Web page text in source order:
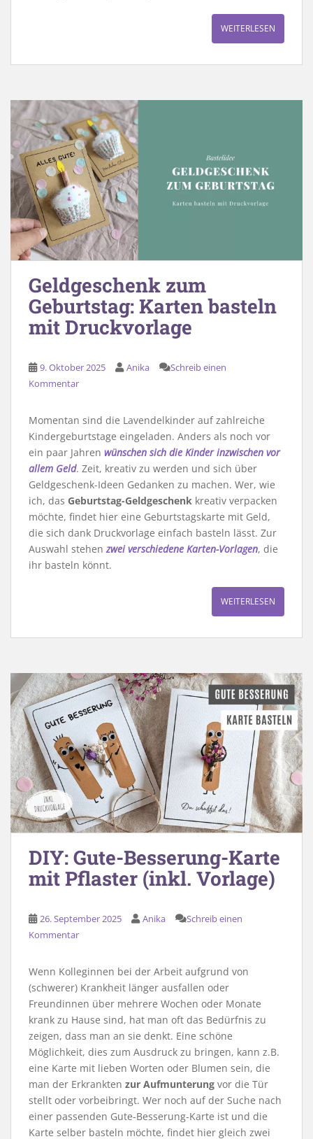
WEITERLESEN
Geldgeschenk zum
Geburtstag: Karten basteln
mit Druckvorlage
9. Oktober 2025 Anika
Schreib einen
Kommentar
Momentan sind die Lavendelkinder auf zahlreiche
Kindergeburtstage eingeladen. Anders als noch vor
ein paar Jahren wünschen sich die Kinder inzwischen vor
allem Geld. Zeit, kreativ zu werden und sich über
Geldgeschenk-Ideen Gedanken zu machen. Wer, wie
ich, das Geburtstag-Geldgeschenk kreativ verpacken
möchte, findet hier eine Geburtstagskarte mit Geld,
die sich dank Druckvorlage einfach basteln lässt. Zur
Auswahl stehen zwei verschiedene Karten-Vorlagen, die
ihr basteln könnt.
WEITERLESEN
DIY: Gute-Besserung-Karte
mit Pflaster (inkl. Vorlage)
26. September 2025 Anika
Schreib einen
Kommentar
Wenn Kolleginnen bei der Arbeit aufgrund von
(schwerer) Krankheit länger ausfallen oder
Freundinnen über mehrere Wochen oder Monate
krank zu Hause sind, hat man oft das Bedürfnis zu
zeigen, dass man an sie denkt. Eine schöne
Möglichkeit, dies zum Ausdruck zu bringen, kann z.B.
eine Karte mit lieben Worten oder Blumen sein, die
man der Erkrankten zur Aufmunterung vor die Tür
stellt oder vorbeibringt. Wer noch auf der Suche nach
einer passenden Gute-Besserung-Karte ist und die
Karte selber basteln möchte, findet hier gleich zwei